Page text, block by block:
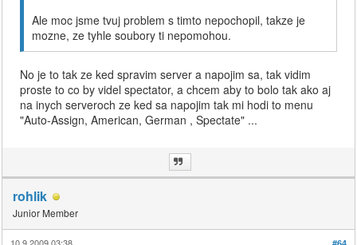
Ale moc jsme tvuj problem s timto nepochopil, takze je
mozne, ze tyhle soubory ti nepomohou.
No je to tak ze ked spravim server a napojim sa, tak vidim
proste to co by videl spectator, a chcem aby to bolo tak ako aj
na inych serveroch ze ked sa napojim tak mi hodi to menu
"Auto-Assign, American, German , Spectate" ...
rohlik
Junior Member